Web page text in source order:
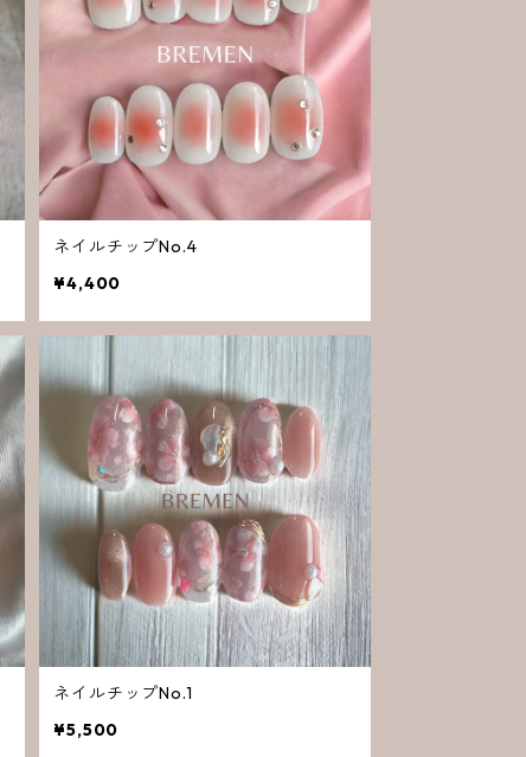
ネイルチップNo.4
¥4,400
ネイルチップNo.1
¥5,500